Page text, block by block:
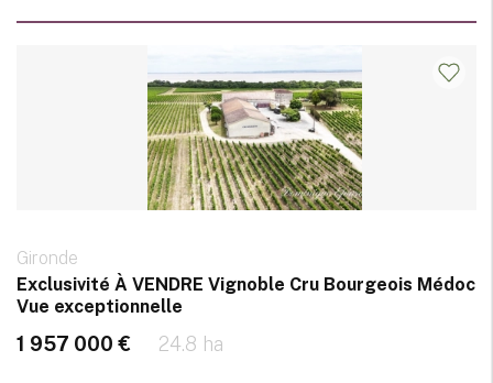
Gironde
Exclusivité À VENDRE Vignoble Cru Bourgeois Médoc
Vue exceptionnelle
1 957 000 € 24.8 ha